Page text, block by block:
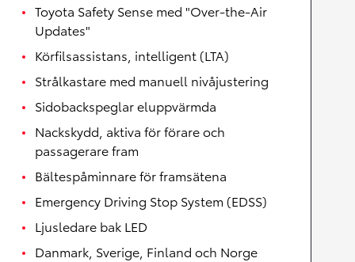
Toyota Safety Sense med "Over-the-Air
Updates"
Körfilsassistans, intelligent (LTA)
Strålkastare med manuell nivåjustering
Sidobackspeglar eluppvärmda
Nackskydd, aktiva för förare och
passagerare fram
Bältespåminnare för framsätena
Emergency Driving Stop System (EDSS)
Ljusledare bak LED
Danmark, Sverige, Finland och Norge